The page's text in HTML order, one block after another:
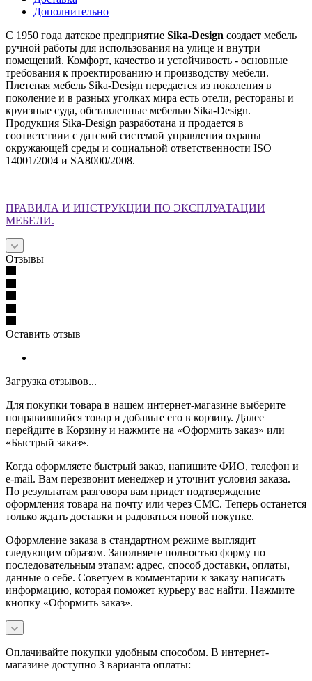
Дополнительно
С 1950 года датское предприятие Sika-Design создает мебель
ручной работы для использования на улице и внутри
помещений. Комфорт, качество и устойчивость - основные
требования к проектированию и производству мебели.
Плетеная мебель Sika-Design передается из поколения в
поколение и в разных уголках мира есть отели, рестораны и
круизные суда, обставленные мебелью Sika-Design.
Продукция Sika-Design разработана и продается в
соответствии с датской системой управления охраны
окружающей среды и социальной ответственности ISO
14001/2004 и SA8000/2008.
ПРАВИЛА И ИНСТРУКЦИИ ПО ЭКСПЛУАТАЦИИ
МЕБЕЛИ.
Отзывы
Оставить отзыв
Загрузка отзывов...
Для покупки товара в нашем интернет-магазине выберите
понравившийся товар и добавьте его в корзину. Далее
перейдите в Корзину и нажмите на «Оформить заказ» или
«Быстрый заказ».
Когда оформляете быстрый заказ, напишите ФИО, телефон и
e-mail. Вам перезвонит менеджер и уточнит условия заказа.
По результатам разговора вам придет подтверждение
оформления товара на почту или через СМС. Теперь останется
только ждать доставки и радоваться новой покупке.
Оформление заказа в стандартном режиме выглядит
следующим образом. Заполняете полностью форму по
последовательным этапам: адрес, способ доставки, оплаты,
данные о себе. Советуем в комментарии к заказу написать
информацию, которая поможет курьеру вас найти. Нажмите
кнопку «Оформить заказ».
Оплачивайте покупки удобным способом. В интернет-
магазине доступно 3 варианта оплаты: